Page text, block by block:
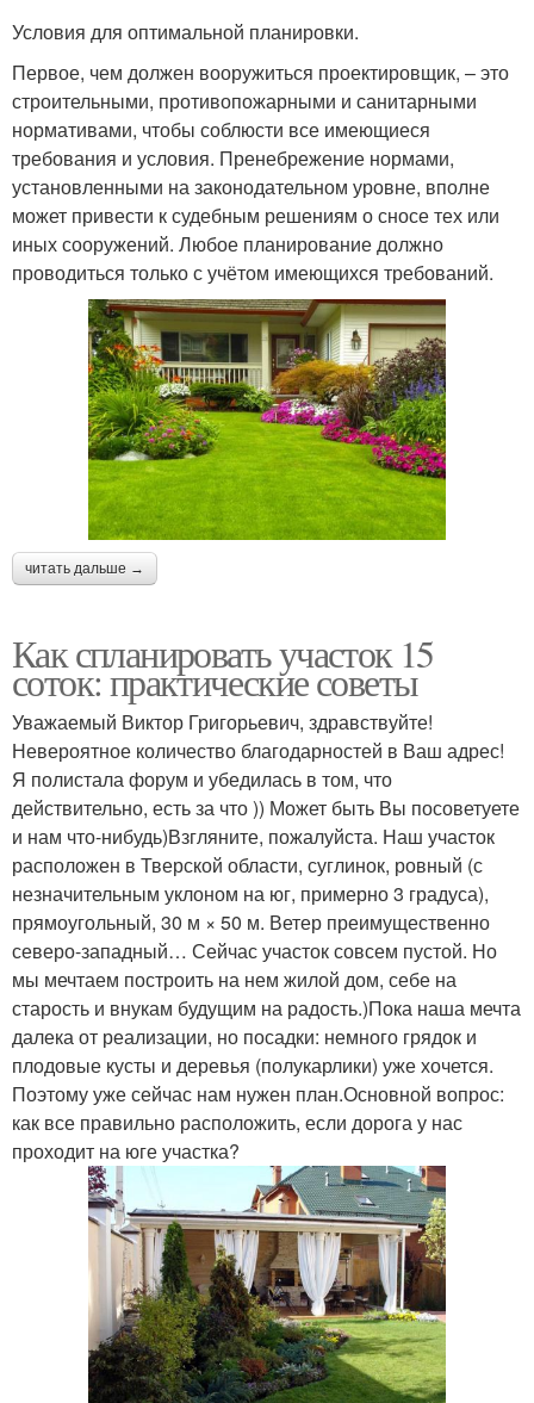
Условия для оптимальной планировки.
Первое, чем должен вооружиться проектировщик, – это
строительными, противопожарными и санитарными
нормативами, чтобы соблюсти все имеющиеся
требования и условия. Пренебрежение нормами,
установленными на законодательном уровне, вполне
может привести к судебным решениям о сносе тех или
иных сооружений. Любое планирование должно
проводиться только с учётом имеющихся требований.
читать дальше →
Как спланировать участок 15
соток: практические советы
Уважаемый Виктор Григорьевич, здравствуйте!
Невероятное количество благодарностей в Ваш адрес!
Я полистала форум и убедилась в том, что
действительно, есть за что )) Может быть Вы посоветуете
и нам что-нибудь)Взгляните, пожалуйста. Наш участок
расположен в Тверской области, суглинок, ровный (с
незначительным уклоном на юг, примерно 3 градуса),
прямоугольный, 30 м × 50 м. Ветер преимущественно
северо-западный… Сейчас участок совсем пустой. Но
мы мечтаем построить на нем жилой дом, себе на
старость и внукам будущим на радость.)Пока наша мечта
далека от реализации, но посадки: немного грядок и
плодовые кусты и деревья (полукарлики) уже хочется.
Поэтому уже сейчас нам нужен план.Основной вопрос:
как все правильно расположить, если дорога у нас
проходит на юге участка?